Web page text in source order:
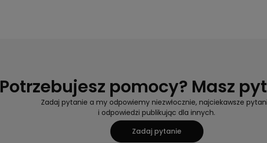
Potrzebujesz pomocy? Masz
Zadaj pytanie a my odpowiemy niezwłocznie, najciekawsze
i odpowiedzi publikując dla innych.
Zadaj pytanie